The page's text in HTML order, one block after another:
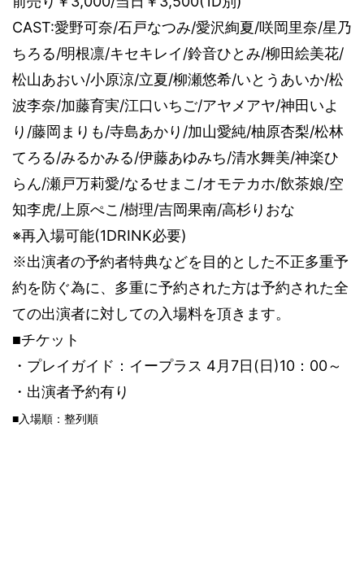
CAST:愛野可奈/石戸なつみ/愛沢絢夏/咲岡里奈/星乃
ちろる/明根凛/キセキレイ/鈴音ひとみ/柳田絵美花/
松山あおい/小原涼/立夏/柳瀬悠希/いとうあいか/松
波李奈/加藤育実/江口いちご/アヤメアヤ/神田いよ
り /藤岡まりも/寺島あかり /加山愛純/柚原杏梨/松林
てろる/みるかみる/伊藤あゆみち/清水舞美/神楽ひ
らん/瀬戸万莉愛/なるせまこ /オモテカホ/飲茶娘/空
知李虎/ 上原ぺこ /樹理/吉岡果南/高杉りおな
※再入場可能(1DRINK必要)
※出演者の予約者特典などを目的とした不正多重予
約を防ぐ為に、多重に予約された方は予約された全
ての出演者に対しての入場料を頂きます。
■チケット
・プレイガイド：イープラス 4 月 7 日 ( 日 )10 ： 00～
・出演者予約有り
■入場順：整列順